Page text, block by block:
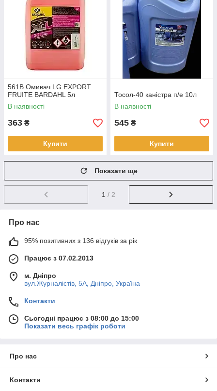
561B Омивач LG EXPORT
FRUITE BARDAHL 5л
В наявності
363 ₴
Купити
Тосол-40 каністра п/е 10л
В наявності
545 ₴
Купити
Показати ще
1 / 2
Про нас
95% позитивних з 136 відгуків за рік
Працює з 07.02.2013
м. Дніпро
вул.Журналістів, 5А, Дніпро, Україна
Контакти
Сьогодні працює з 08:00 до 15:00
Показати весь графік роботи
Про нас
Контакти